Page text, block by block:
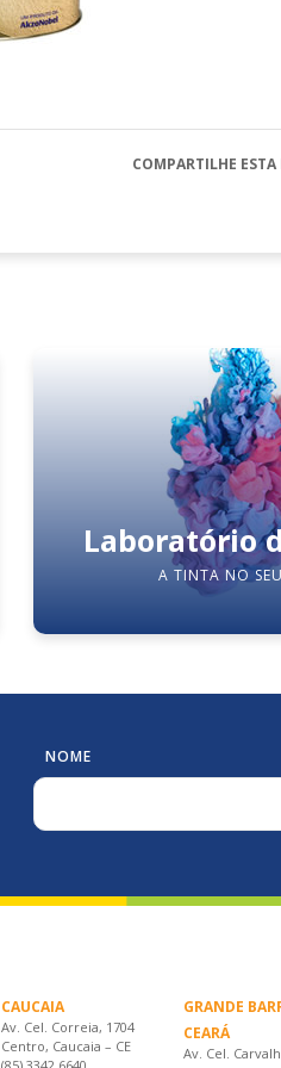
COMPARTILHE
Laboratório
A TINTA NO
NOME
CAUCAIA
Av. Cel. Correia, 1704
Centro, Caucaia – CE
(85) 3342.6640
GRANDE
CEARÁ
Av. Cel.